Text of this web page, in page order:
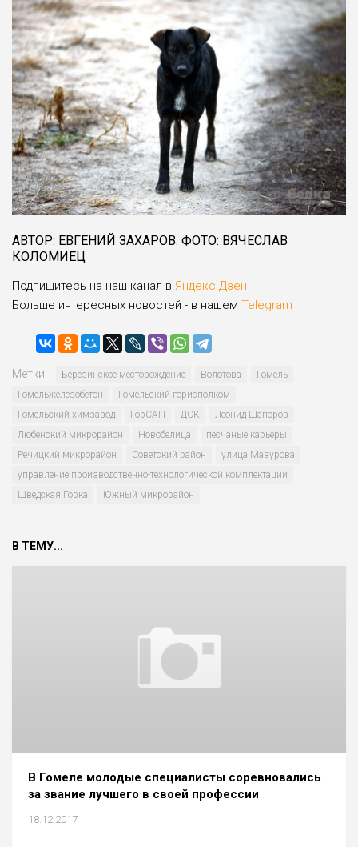
АВТОР: ЕВГЕНИЙ ЗАХАРОВ. ФОТО: ВЯЧЕСЛАВ
КОЛОМИЕЦ
Подпишитесь на наш канал в Яндекс.Дзен
Больше интересных новостей - в нашем Telegram
Метки: Бере­зинское месторождение Волотова
Гомель
Гомельжелезобетон
Гомельский горисполком
Гомельский химзавод
ГорСАП ДСК
Леонид Шапоров
Любенский микрорайон
Новобелица
песчаные карьеры
Речицкий микрорайон
Советский район
улица Мазурова
управление производственно-технологической комплектации
Шведская Горка
Южный микрорайон
В ТЕМУ...
В Гомеле молодые специалисты соревновались
за звание лучшего в своей профессии
18.12.2017